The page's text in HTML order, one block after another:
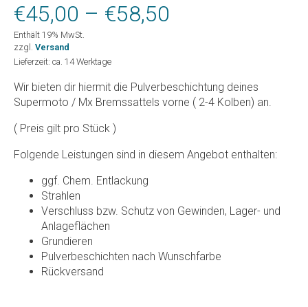
€45,00 – €58,50
€58,50
Enthält 19% MwSt.
zzgl. Versand
Lieferzeit: ca. 14 Werktage
Wir bieten dir hiermit die Pulverbeschichtung deines
Supermoto / Mx Bremssattels vorne ( 2-4 Kolben) an.
( Preis gilt pro Stück )
Folgende Leistungen sind in diesem Angebot enthalten:
ggf. Chem. Entlackung
Strahlen
Verschluss bzw. Schutz von Gewinden, Lager- und
Anlageflächen
Grundieren
Pulverbeschichten nach Wunschfarbe
Rückversand